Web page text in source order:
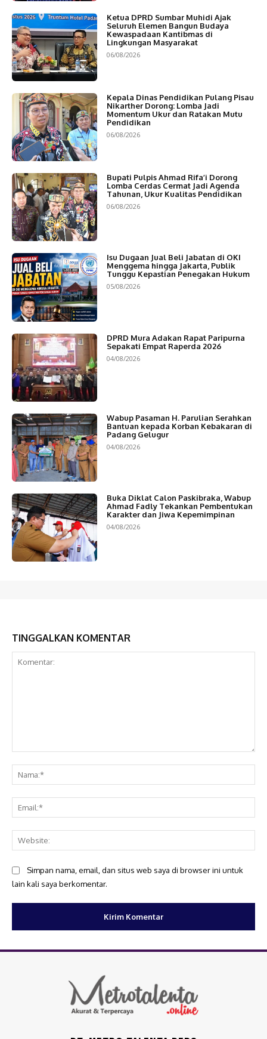
Ketua DPRD Sumbar Muhidi Ajak
Seluruh Elemen Bangun Budaya
Kewaspadaan Kantibmas di
Lingkungan Masyarakat
06/08/2026
Kepala Dinas Pendidikan Pulang Pisau
Nikarther Dorong: Lomba Jadi
Momentum Ukur dan Ratakan Mutu
Pendidikan
06/08/2026
Bupati Pulpis Ahmad Rifa’i Dorong
Lomba Cerdas Cermat Jadi Agenda
Tahunan, Ukur Kualitas Pendidikan
06/08/2026
Isu Dugaan Jual Beli Jabatan di OKI
Menggema hingga Jakarta, Publik
Tunggu Kepastian Penegakan Hukum
05/08/2026
DPRD Mura Adakan Rapat Paripurna
Sepakati Empat Raperda 2026
04/08/2026
Wabup Pasaman H. Parulian Serahkan
Bantuan kepada Korban Kebakaran di
Padang Gelugur
04/08/2026
Buka Diklat Calon Paskibraka, Wabup
Ahmad Fadly Tekankan Pembentukan
Karakter dan Jiwa Kepemimpinan
04/08/2026
TINGGALKAN KOMENTAR
Simpan nama, email, dan situs web saya di browser ini untuk
lain kali saya berkomentar.